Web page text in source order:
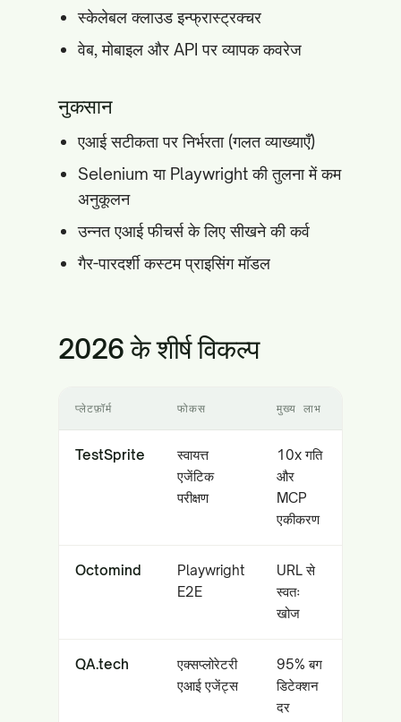
स्केलेबल क्लाउड इन्फ्रास्ट्रक्चर
वेब, मोबाइल और API पर व्यापक कवरेज
नुकसान
एआई सटीकता पर निर्भरता (गलत व्याख्याएँ)
Selenium या Playwright की तुलना में कम
अनुकूलन
उन्नत एआई फीचर्स के लिए सीखने की कर्व
गैर-पारदर्शी कस्टम प्राइसिंग मॉडल
2026 के शीर्ष विकल्प
प्लेटफ़ॉर्म फोकस मुख्य लाभ
TestSprite
स्वायत्त
एजेंटिक
परीक्षण
10x गति
और
MCP
एकीकरण
Octomind
Playwright
E2E
URL से
स्वतः
खोज
QA.tech
एक्सप्लोरेटरी
एआई एजेंट्स
95% बग
डिटेक्शन
दर